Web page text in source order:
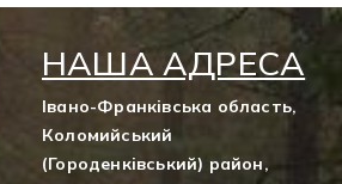
НАША АДРЕСА
Івано-Франківська область,
Коломийський
(Городенківський) район,